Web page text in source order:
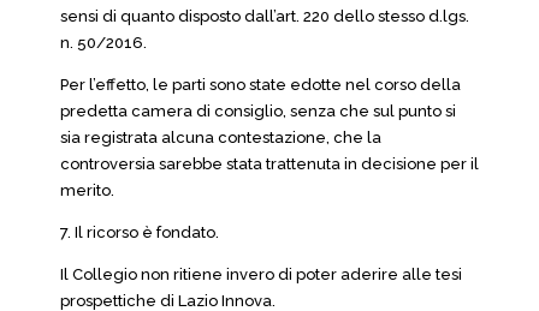
sensi di quanto disposto dall’art. 220 dello stesso d.lgs.
n. 50/2016.
Per l’effetto, le parti sono state edotte nel corso della
predetta camera di consiglio, senza che sul punto si
sia registrata alcuna contestazione, che la
controversia sarebbe stata trattenuta in decisione per il
merito.
7. Il ricorso è fondato.
Il Collegio non ritiene invero di poter aderire alle tesi
prospettiche di Lazio Innova.